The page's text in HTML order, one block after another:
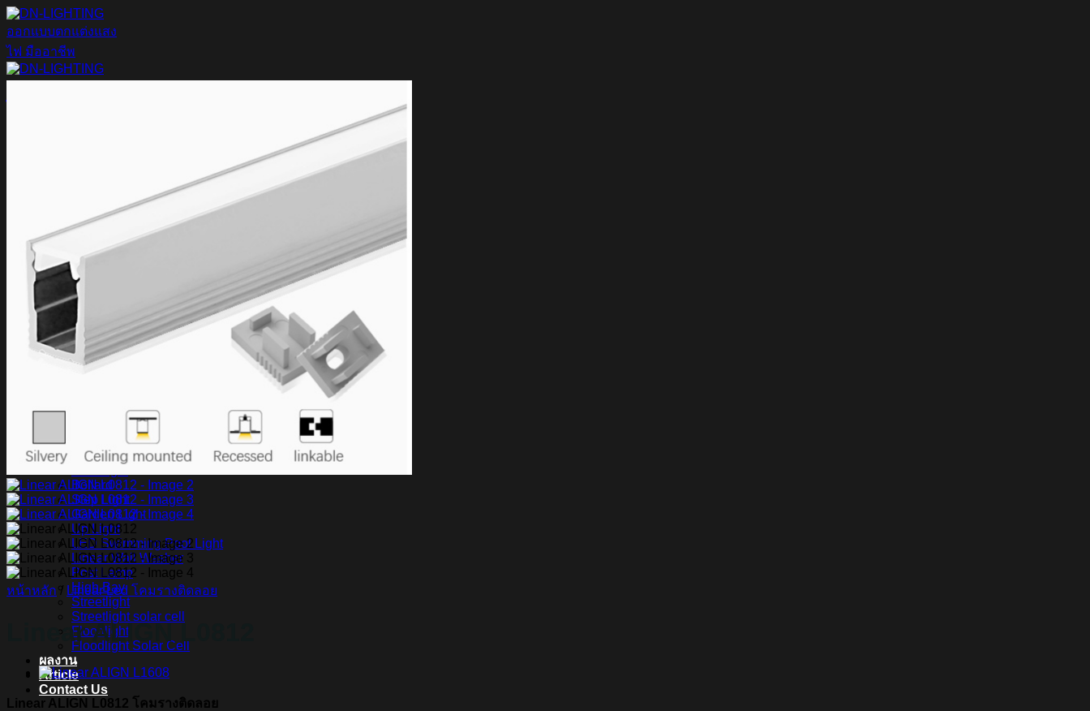
ข้าม
ไป
ยัง
เนื้อหา
Magnetic Light
Track light
Downlight
DOWNLIGHT E27
DOWNLIGHT AR111
Downlight LED COB
DOWNLIGHT GU10 MR16 MR11
หลอดไฟ LED
หลอดไฟ LED MEGAMAN
หลอดไฟ LED LAMPO
สินค้า Lighting
LED Neon Flex
Power Supply
LED Panel
LED Panel Light Office
Bollard
Step Light
Garden Light
Up Light
LED Swimming Pool Light
Linear Wall Washer
Post Lamp
High Bay
Streetlight
Streetlight solar cell
Floodlight
Floodlight Solar Cell
ผลงาน
Article
Contact Us
หน้าหลัก / Linear Led โคมรางติดลอย
Linear ALIGN L0812
Linear ALIGN L0812 โคมรางติดลอย